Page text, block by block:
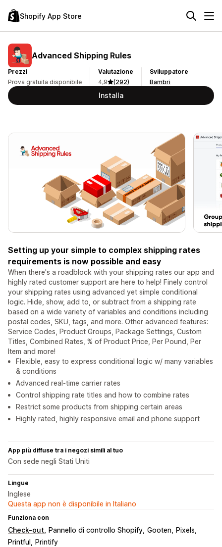
Shopify App Store
Advanced Shipping Rules
Prezzi
Prova gratuita disponibile
Valutazione
4,9
(292)
Sviluppatore
Bambri
Installa
Setting up your simple to complex shipping rates
requirements is now possible and easy
When there's a roadblock with your shipping rates our app and
highly rated customer support are here to help! Finely control
your shipping rates using advanced yet simple conditional
logic. Hide, show, add to, or subtract from a shipping rate
based on a wide variety of variables and conditions including
postal codes, SKU, tags, and more. Other advanced features:
Service Codes, Product Groups, Package Settings, Custom
Titles, Combined Rates, % of Product Price, Per Pound, Per
Item and more!
Flexible, easy to express conditional logic w/ many variables
& conditions
Advanced real-time carrier rates
Control shipping rate titles and how to combine rates
Restrict some products from shipping certain areas
Highly rated, highly responsive email and phone support
App più diffuse tra i negozi simili al tuo
Con sede negli Stati Uniti
Lingue
Inglese
Questa app non è disponibile in Italiano
Funziona con
Check-out Pannello di controllo Shopify Gooten
Pixels
Printful
Printify